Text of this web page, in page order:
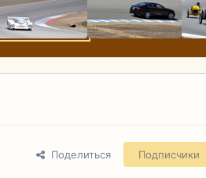
Поделиться Подписчики